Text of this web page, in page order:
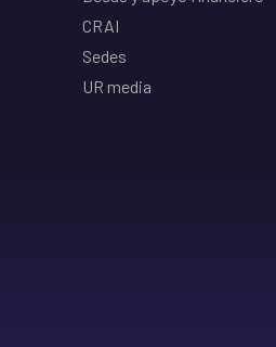
CRAI
Sedes
UR media